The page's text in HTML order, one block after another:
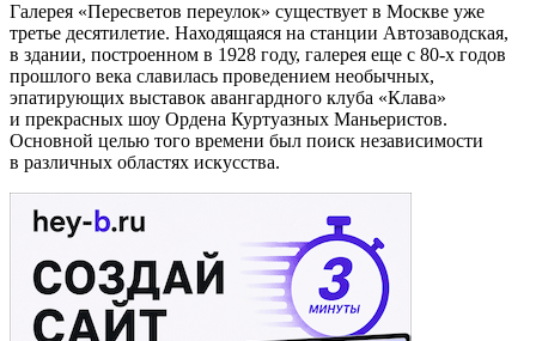
Галерея «Пересветов переулок» существует в Москве уже
третье десятилетие. Находящаяся на станции Автозаводская,
в здании, построенном в 1928 году, галерея еще с 80-х годов
прошлого века славилась проведением необычных,
эпатирующих выставок авангардного клуба «Клава»
и прекрасных шоу Ордена Куртуазных Маньеристов.
Основной целью того времени был поиск независимости
в различных областях искусства.